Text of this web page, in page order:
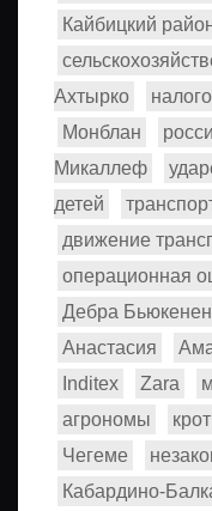
Кайбицкий
Ахтырко
Монблан
Микаллеф
детей
движение
операционная
Дебра Бьюкенен
Анастасия
Inditex
Zara
агрономы
Чегеме
Кабардино-